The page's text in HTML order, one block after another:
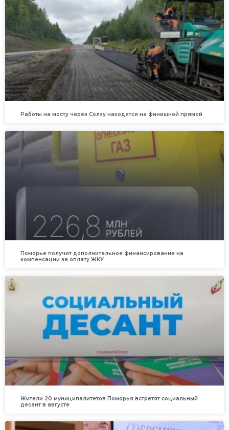
Работы на мосту через Солзу находятся на финишной прямой
Поморье получит дополнительное финансирование на
компенсации за оплату ЖКУ
Жители 20 муниципалитетов Поморья встретят социальный
десант в августе